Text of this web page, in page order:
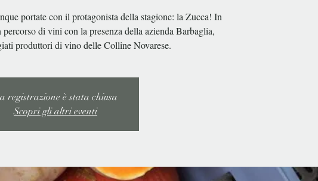
portate con il protagonista della stagione: la Zucca! In
di vini con la presenza della azienda Barbaglia,
produttori di vino delle Colline Novarese.
registrazione è stata chiusa
Scopri gli altri eventi